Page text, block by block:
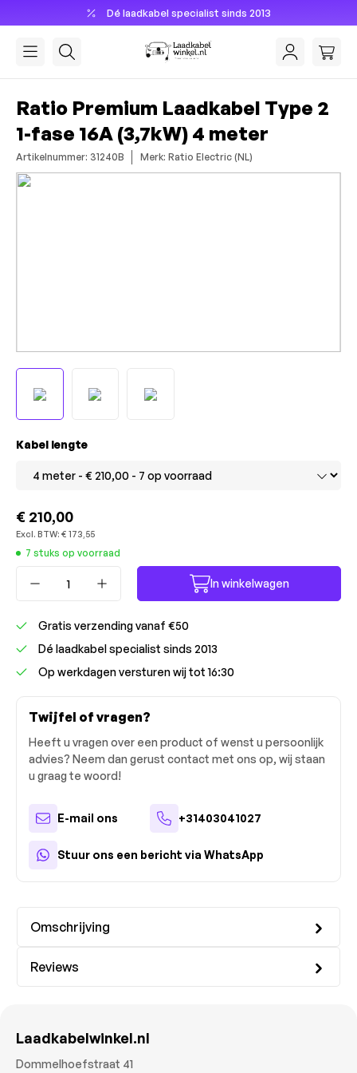
Dé laadkabel specialist sinds 2013
Ratio Premium Laadkabel Type 2
1-fase 16A (3,7kW) 4 meter
Artikelnummer: 31240B Merk: Ratio Electric (NL)
Afbeeldingengalerij overslaan
Selecteer
Kabel lengte
€ 210,00
Excl. BTW: € 173,55
7 stuks op voorraad
Producthoeveelheid: Voer de
In winkelwagen
Gratis verzending vanaf €50
Dé laadkabel specialist sinds 2013
Op werkdagen versturen wij tot 16:30
Twijfel of vragen?
Heeft u vragen over een product of wenst u persoonlijk
advies? Neem dan gerust contact met ons op, wij staan
u graag te woord!
E-mail ons +31403041027
Stuur ons een bericht via WhatsApp
Omschrijving
Reviews
Laadkabelwinkel.nl
Dommelhoefstraat 41